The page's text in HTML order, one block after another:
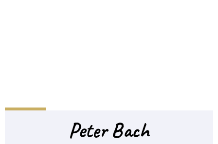
Peter Bach